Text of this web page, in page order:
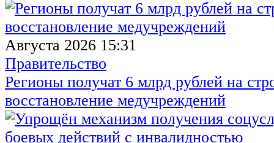
Августа 2026 15:31
Правительство
Регионы получат 6 млрд рублей на
восстановление медучреждений